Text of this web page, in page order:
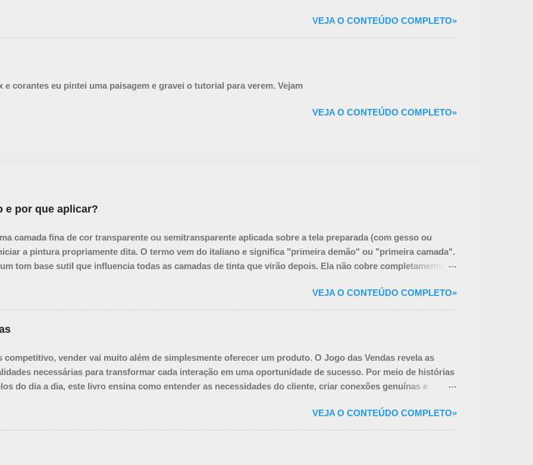
VEJA O CONTEÚDO COMPLETO»
e corantes eu pintei uma paisagem e gravei o tutorial para verem. Vejam
VEJA O CONTEÚDO COMPLETO»
e por que aplicar?
camada fina de cor transparente ou semitransparente aplicada sobre a tela preparada (com gesso ou
a pintura propriamente dita. O termo vem do italiano e significa "primeira demão" ou "primeira camada".
tom base sutil que influencia todas as camadas de tinta que virão depois. Ela não cobre completamente a
dificultar a percepção das relações tonais. A imprimatura cria um tom médio que torna mais fácil julgar os
o início. Acelerar o Processo: Ao trabalhar sobre uma superfície já colorida, o pintor pode alcançar a
evitando ter que cobrir grandes áreas de branco com tinta desde o início. Influenciar as Cores
VEJA O CONTEÚDO COMPLETO»
competitivo, vender vai muito além de simplesmente oferecer um produto. O Jogo das Vendas revela as
necessárias para transformar cada interação em uma oportunidade de sucesso. Por meio de histórias
do dia a dia, este livro ensina como entender as necessidades do cliente, criar conexões genuínas e
vendas, mas em clientes fiéis e promotores da sua marca. Seja você um novato na área ou um vendedor
suas habilidades, O Jogo das Vendas é o guia definitivo para alcançar resultados extraordinários e se
VEJA O CONTEÚDO COMPLETO»